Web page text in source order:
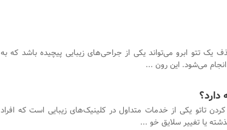
یک تتو ابرو می‌تواند یکی از جراحی‌های زیبایی پیچیده باشد که به
می‌شود. این رون ...
دارد؟
تاتو یکی از خدمات متداول در کلینیک‌های زیبایی است که افراد
یا تغییر سلایق خو ...